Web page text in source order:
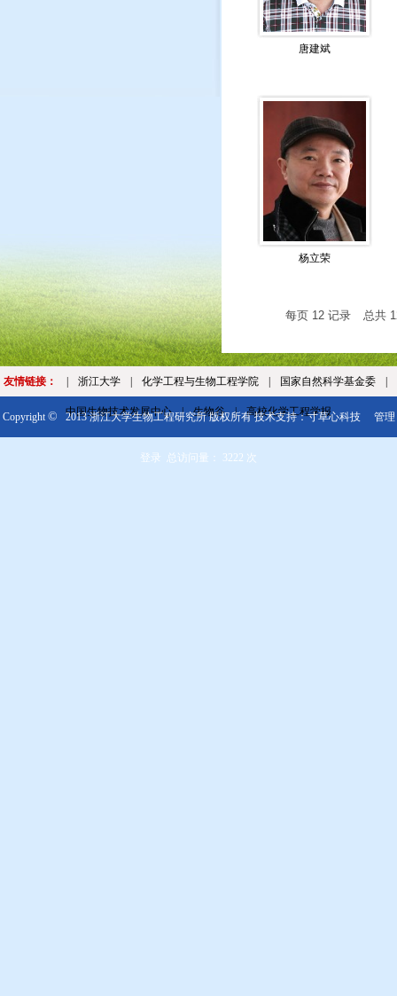
唐建斌
杨立荣
每页 12 记录 总共
友情链接： 浙江大学 化学工程与生物工程学院 国家自然科学基金委
中国生物技术发展中心 | 生物谷 | 高校化学工程学报
Copyright© 2013 浙江大学生物工程研究所 版权所有 技术支持：寸草心科技 管理
登录 总访问量： 3222 次